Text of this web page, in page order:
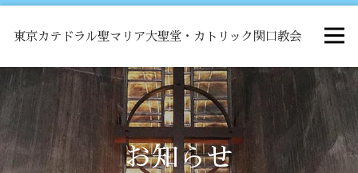
東京カテドラル聖マリア大聖堂・カトリック関口教会
HOME
ミサ
お知らせ